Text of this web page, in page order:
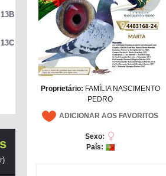
Proprietário: FAMÍLIA NASCIMENTO
PEDRO
ADICIONAR AOS FAVORITOS
Sexo:
País: